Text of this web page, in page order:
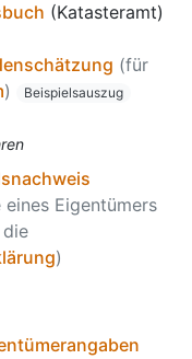
(Katasteramt)
(für
) Beispielsauszug
Eigentümers
die
)